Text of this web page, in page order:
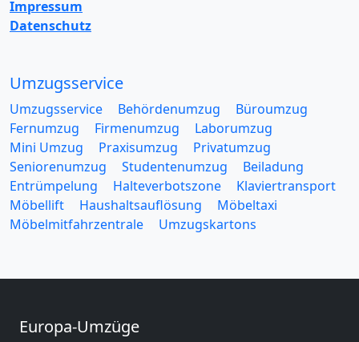
Impressum
Datenschutz
Umzugsservice
Umzugsservice Behördenumzug
Büroumzug
Fernumzug
Firmenumzug
Laborumzug
Mini Umzug
Praxisumzug
Privatumzug
Seniorenumzug
Studentenumzug
Beiladung
Entrümpelung
Halteverbotszone
Klaviertransport
Möbellift
Haushaltsauflösung
Möbeltaxi
Möbelmitfahrzentrale
Umzugskartons
Europa-Umzüge